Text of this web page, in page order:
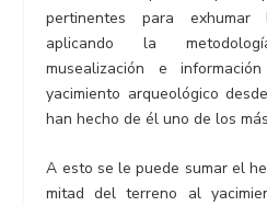
pertinentes para exhumar
aplicando la
musealización e
yacimiento arqueológico
han hecho de él uno de los
A esto se le puede sumar el
mitad del terreno al